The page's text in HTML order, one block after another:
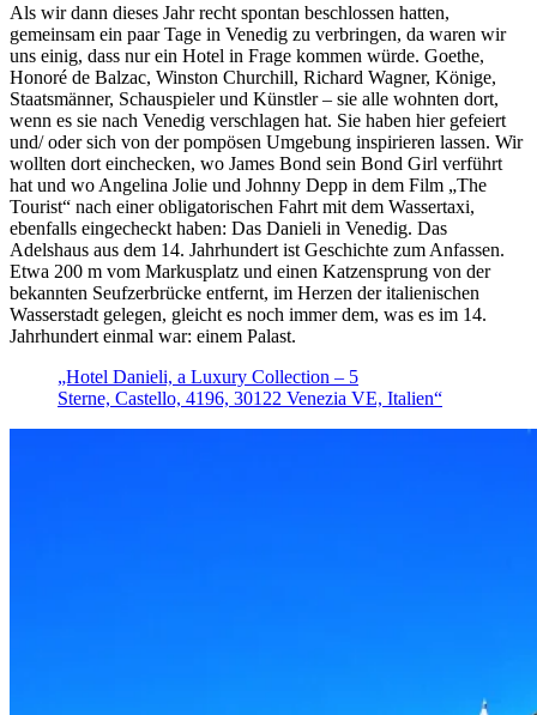
Als wir dann dieses Jahr recht spontan beschlossen hatten,
gemeinsam ein paar Tage in Venedig zu verbringen, da waren wir
uns einig, dass nur ein Hotel in Frage kommen würde. Goethe,
Honoré de Balzac, Winston Churchill, Richard Wagner, Könige,
Staatsmänner, Schauspieler und Künstler – sie alle wohnten dort,
wenn es sie nach Venedig verschlagen hat. Sie haben hier gefeiert
und/ oder sich von der pompösen Umgebung inspirieren lassen. Wir
wollten dort einchecken, wo James Bond sein Bond Girl verführt
hat und wo Angelina Jolie und Johnny Depp in dem Film „The
Tourist“ nach einer obligatorischen Fahrt mit dem Wassertaxi,
ebenfalls eingecheckt haben: Das Danieli in Venedig. Das
Adelshaus aus dem 14. Jahrhundert ist Geschichte zum Anfassen.
Etwa 200 m vom Markusplatz und einen Katzensprung von der
bekannten Seufzerbrücke entfernt, im Herzen der italienischen
Wasserstadt gelegen, gleicht es noch immer dem, was es im 14.
Jahrhundert einmal war: einem Palast.
„Hotel Danieli, a Luxury Collection – 5
Sterne, Castello, 4196, 30122 Venezia VE, Italien“